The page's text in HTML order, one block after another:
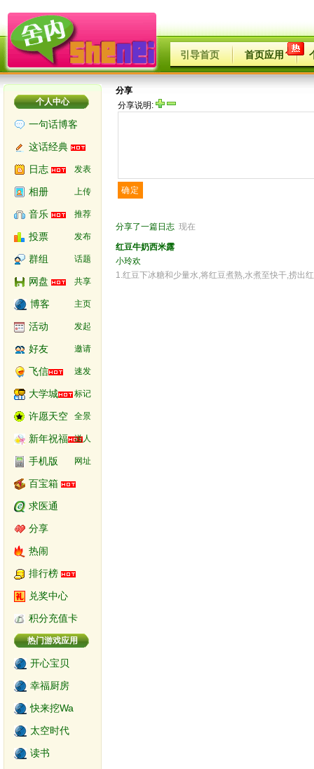
引导首页 首页应用
个人中心
一句话博客
这话经典
日志
发表
相册 上传
音乐 推荐
投票 发布
群组 话题
网盘 共享
博客 主页
活动 发起
好友 邀请
飞信 速发
大学城 标记
许愿天空 全景
新年祝福 送人
手机版 网址
百宝箱
求医通
分享
热闹
排行榜
兑奖中心
积分充值卡
热门游戏应用
开心宝贝
幸福厨房
快来挖Wa
太空时代
读书
分享
分享说明:
确定
分享了一篇日志 现在
红豆牛奶西米露
小玲欢
1.红豆下冰糖和少量水,将红豆煮熟,水煮至快干,捞出